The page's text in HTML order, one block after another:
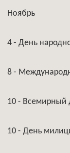
Ноябрь
4 - День
8 -
10 - Всемирный
10 - День